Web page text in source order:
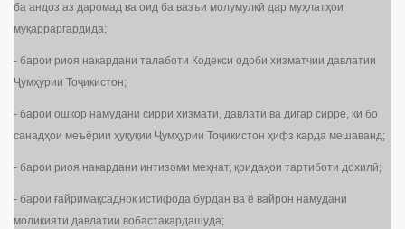
ба андоз аз даромад ва оид ба вазъи молумулкӣ дар муҳлатҳои
муқарраргардида;
- барои риоя накардани талаботи Кодекси одоби хизматчии давлатии
Ҷумҳурии Тоҷикистон;
- барои ошкор намудани сирри хизматӣ, давлатӣ ва дигар сирре, ки бо
санадҳои меъёрии ҳуқуқии Ҷумҳурии Тоҷикистон ҳифз карда мешаванд;
- барои риоя накардани интизоми меҳнат, қоидаҳои тартиботи дохилӣ;
- барои ғайримақсаднок истифода бурдан ва ё вайрон намудани
моликияти давлатии вобастакардашуда;